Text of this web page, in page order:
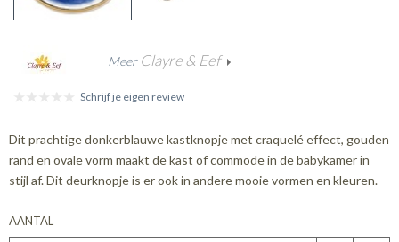
Meer Clayre & Eef
Schrijf je eigen review
Dit prachtige donkerblauwe kastknopje met craquelé effect, gouden
rand en ovale vorm maakt de kast of commode in de babykamer in
stijl af. Dit deurknopje is er ook in andere mooie vormen en kleuren.
AANTAL